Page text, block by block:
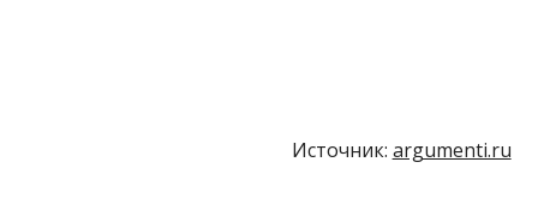
Источник: argumenti.ru